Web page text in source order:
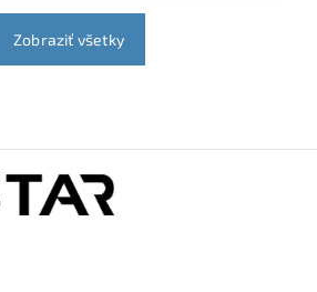
Zobraziť všetky